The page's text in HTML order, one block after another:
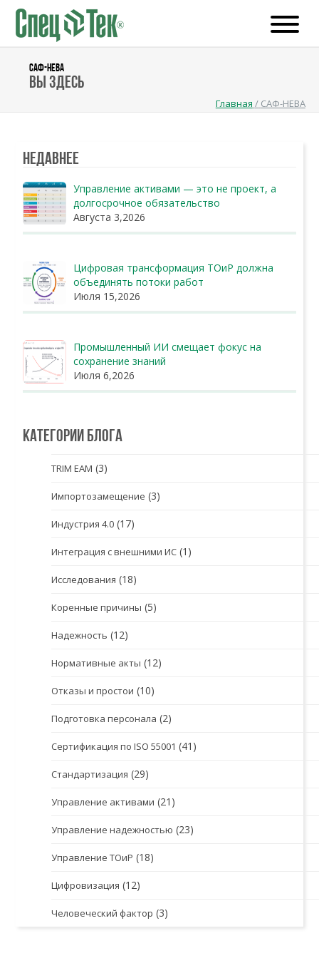
САФ-НЕВА
Вы здесь
Главная / САФ-НЕВА
Недавнее
Управление активами — это не проект, а
долгосрочное обязательство
Августа 3,2026
Цифровая трансформация ТОиР должна
объединять потоки работ
Июля 15,2026
Промышленный ИИ смещает фокус на
сохранение знаний
Июля 6,2026
Категории блога
TRIM EAM (3)
Импортозамещение (3)
Индустрия 4.0 (17)
Интеграция с внешними ИС (1)
Исследования (18)
Коренные причины (5)
Надежность (12)
Нормативные акты (12)
Отказы и простои (10)
Подготовка персонала (2)
Сертификация по ISO 55001 (41)
Стандартизация (29)
Управление активами (21)
Управление надежностью (23)
Управление ТОиР (18)
Цифровизация (12)
Человеческий фактор (3)